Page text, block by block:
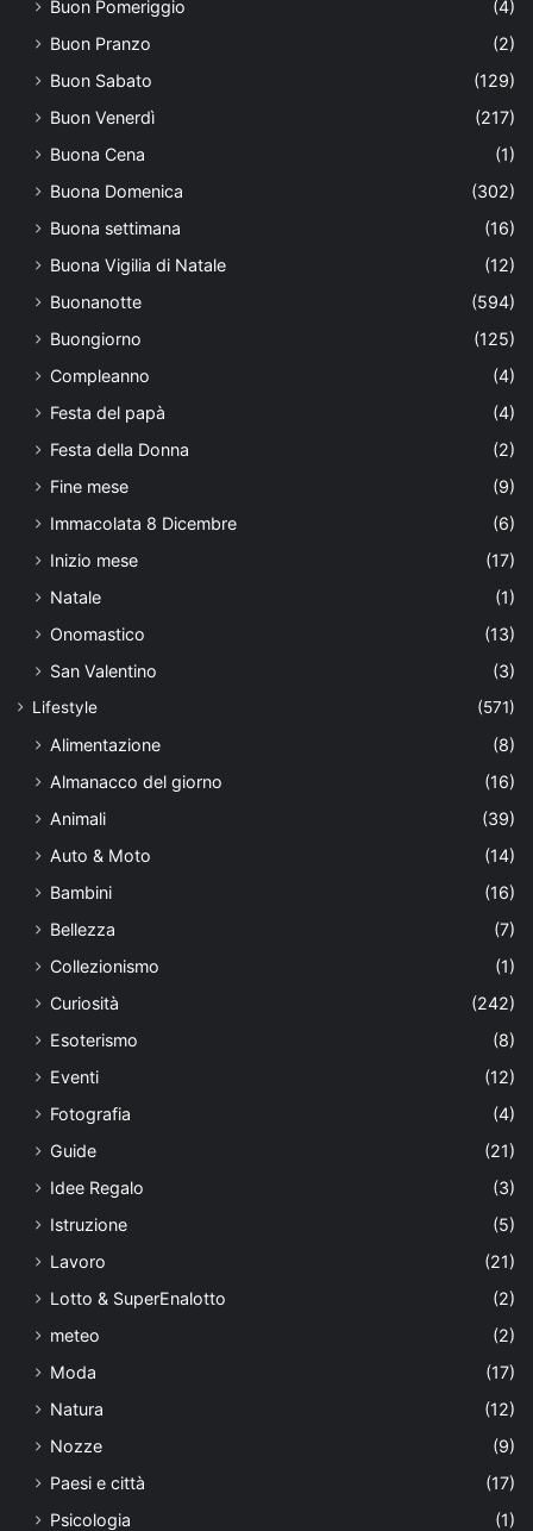
Buon Pomeriggio
(4)
Buon Pranzo
(2)
Buon Sabato
(129)
Buon Venerdì
(217)
Buona Cena
(1)
Buona Domenica
(302)
Buona settimana
(16)
Buona Vigilia di Natale
(12)
Buonanotte
(594)
Buongiorno
(125)
Compleanno
(4)
Festa del papà
(4)
Festa della Donna
(2)
Fine mese
(9)
Immacolata 8 Dicembre
(6)
Inizio mese
(17)
Natale
(1)
Onomastico
(13)
San Valentino
(3)
Lifestyle (571)
Alimentazione
(8)
Almanacco del giorno
(16)
Animali
(39)
Auto & Moto
(14)
Bambini
(16)
Bellezza
(7)
Collezionismo
(1)
Curiosità
(242)
Esoterismo
(8)
Eventi
(12)
Fotografia
(4)
Guide
(21)
Idee Regalo
(3)
Istruzione
(5)
Lavoro
(21)
Lotto & SuperEnalotto
(2)
meteo
(2)
Moda
(17)
Natura
(12)
Nozze
(9)
Paesi e città
(17)
Psicologia
(1)